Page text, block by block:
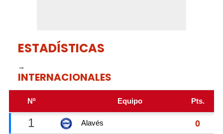
ESTADÍSTICAS
→
INTERNACIONALES